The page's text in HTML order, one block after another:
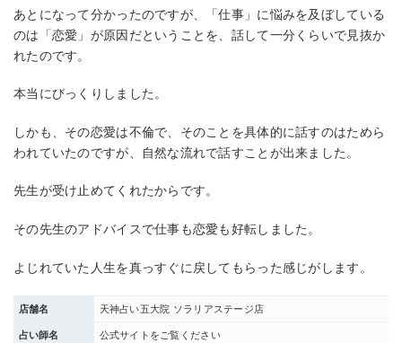
あとになって分かったのですが、「仕事」に悩みを及ぼしている
のは「恋愛」が原因だということを、話して一分くらいで見抜か
れたのです。
本当にびっくりしました。
しかも、その恋愛は不倫で、そのことを具体的に話すのはためら
われていたのですが、自然な流れで話すことが出来ました。
先生が受け止めてくれたからです。
その先生のアドバイスで仕事も恋愛も好転しました。
よじれていた人生を真っすぐに戻してもらった感じがします。
店舗名 天神占い五大院 ソラリアステージ店
占い師名 公式サイトをご覧ください